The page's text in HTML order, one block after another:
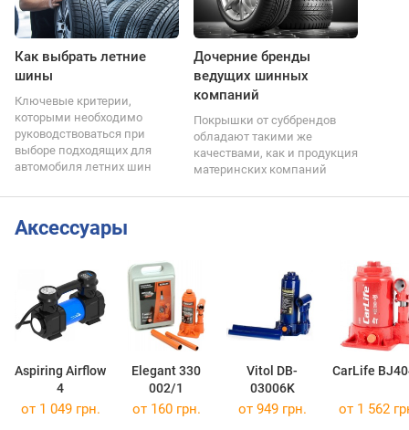
Как выбрать летние
шины
Ключевые критерии,
которыми необходимо
руководствоваться при
выборе подходящих для
автомобиля летних шин
Дочерние бренды
ведущих шинных
компаний
Покрышки от суббрендов
обладают такими же
качествами, как и продукция
материнских компаний
Аксессуары
Aspiring Airflow
4
Elegant 330
002/1
Vitol DB-
03006K
CarLife
от 1 049 грн. от 160 грн. от 949 грн. от 1 562